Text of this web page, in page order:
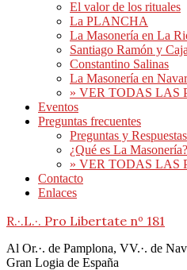
El valor de los rituales
La PLANCHA
La Masonería en La
Santiago Ramón y
Constantino Salinas
La Masonería en
» VER TODAS LAS
Eventos
Preguntas frecuentes
Preguntas y Respuestas
¿Qué es La Masonería?
» VER TODAS LAS
Contacto
Enlaces
R.·.L.·. Pro Libertate nº 181
Al Or.·. de Pamplona, VV.·. de
Gran Logia de España